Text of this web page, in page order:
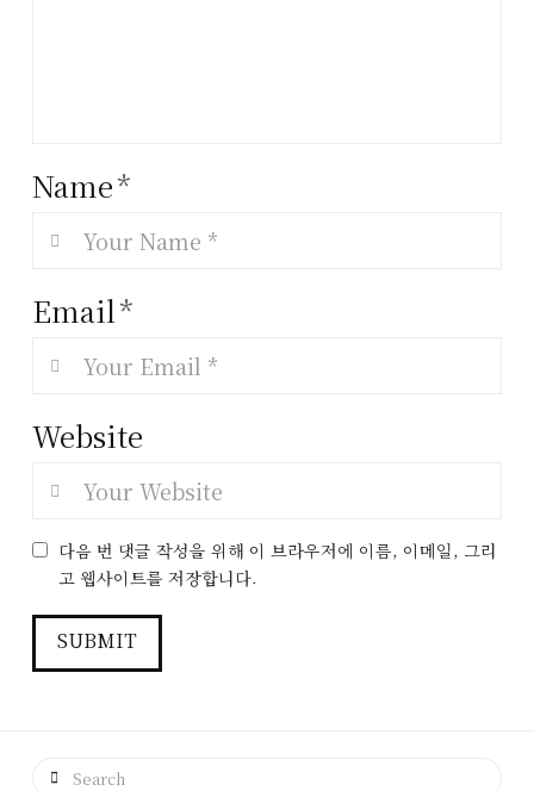
Name*
Email*
Website
다음 번 댓글 작성을 위해 이 브라우저에 이름, 이메일, 그리
고 웹사이트를 저장합니다.
Search